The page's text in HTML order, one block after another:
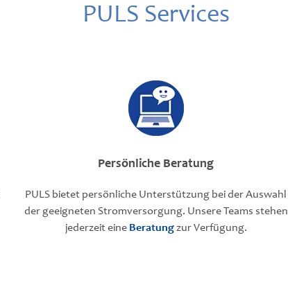
PULS Services
Persönliche Beratung
PULS bietet persönliche Unterstützung bei der Auswahl
der geeigneten Stromversorgung. Unsere Teams stehen
jederzeit eine Beratungzur Verfügung.